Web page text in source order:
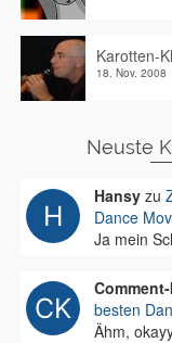
Karotten-
18. Nov. 2008
Neuste
Hansyzu
Dance
Ja mein
besten
Ähm,